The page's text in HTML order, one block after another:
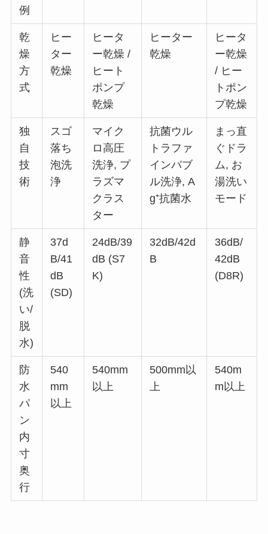
例
乾
燥
方
式
ヒー
ター
乾燥
ヒータ
ー乾燥 /
ヒート
ポンプ
乾燥
ヒーター
乾燥
ヒータ
ー乾燥
/ ヒー
トポン
プ乾燥
独
自
技
術
スゴ
落ち
泡洗
浄
マイク
ロ高圧
洗浄, プ
ラズマ
クラス
ター
抗菌ウル
トラファ
インバブ
ル洗浄, A
g⁺抗菌水
まっ直
ぐドラ
ム, お
湯洗い
モード
静
音
性
(洗
い/
脱
水)
37d
B/41
dB
(SD)
24dB/39
dB (S7
K)
32dB/42d
B
36dB/
42dB
(D8R)
防
水
パ
ン
内
寸
奥
行
540
mm
以上
540mm
以上
500mm以
上
540m
m以上